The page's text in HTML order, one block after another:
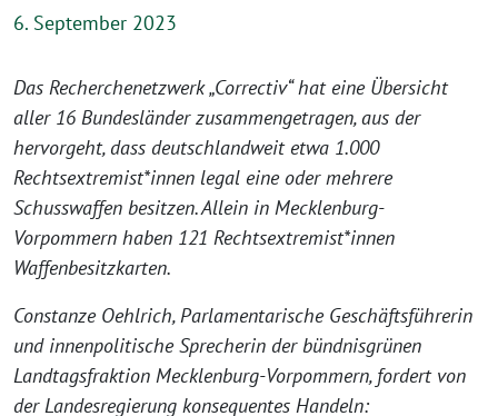
6. September 2023
Das Recherchenetzwerk „Correctiv“ hat eine Übersicht
aller 16 Bundesländer zusammengetragen, aus der
hervorgeht, dass deutschlandweit etwa 1.000
Rechtsextremist*innen legal eine oder mehrere
Schusswaffen besitzen. Allein in Mecklenburg-
Vorpommern haben 121 Rechtsextremist*innen
Waffenbesitzkarten.
Constanze Oehlrich, Parlamentarische Geschäftsführerin
und innenpolitische Sprecherin der bündnisgrünen
Landtagsfraktion Mecklenburg-Vorpommern, fordert von
der Landesregierung konsequentes Handeln: